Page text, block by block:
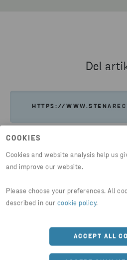
COOKIES
Cookies and website analysis help us
and improve our website.
Please choose your preferences. All
described in our cookie policy.
ACCEPT ALL
Del
HTTPS://
Måske er du også